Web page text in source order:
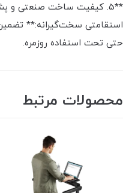
**5. کیفیت ساخت صنعتی و
استقامتی سخت‌گیرانه:**
حتی تحت استفاده روزمره.
محصولات مرتبط